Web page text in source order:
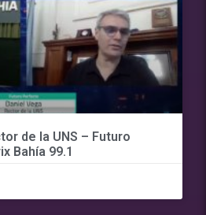
de la UNS – Futuro
Bahía 99.1